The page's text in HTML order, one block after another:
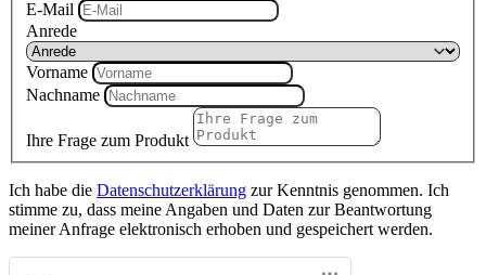
E-Mail
Anrede
Vorname
Nachname
Ihre Frage zum Produkt
Ich habe die Datenschutzerklärung zur Kenntnis genommen. Ich
stimme zu, dass meine Angaben und Daten zur Beantwortung
meiner Anfrage elektronisch erhoben und gespeichert werden.